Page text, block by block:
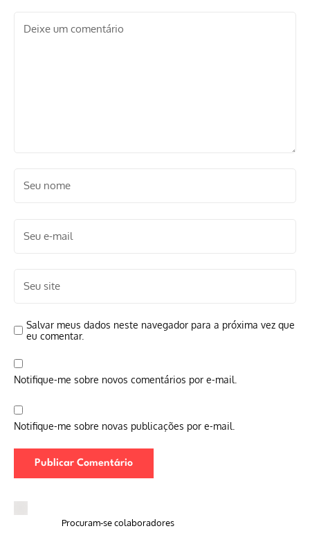
Salvar meus dados neste navegador para a próxima vez que
eu comentar.
Notifique-me sobre novos comentários por e-mail.
Notifique-me sobre novas publicações por e-mail.
Procuram-se colaboradores